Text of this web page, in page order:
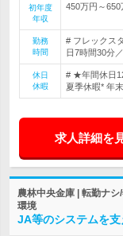
初年度
年収
450万円～650
勤務
時間
# フレックス
日7時間30分
休日
休暇
# ★年間休日
夏季休暇* 年
求人詳細を
農林中央金庫 | 転勤ナ
環境
JA等のシステムを